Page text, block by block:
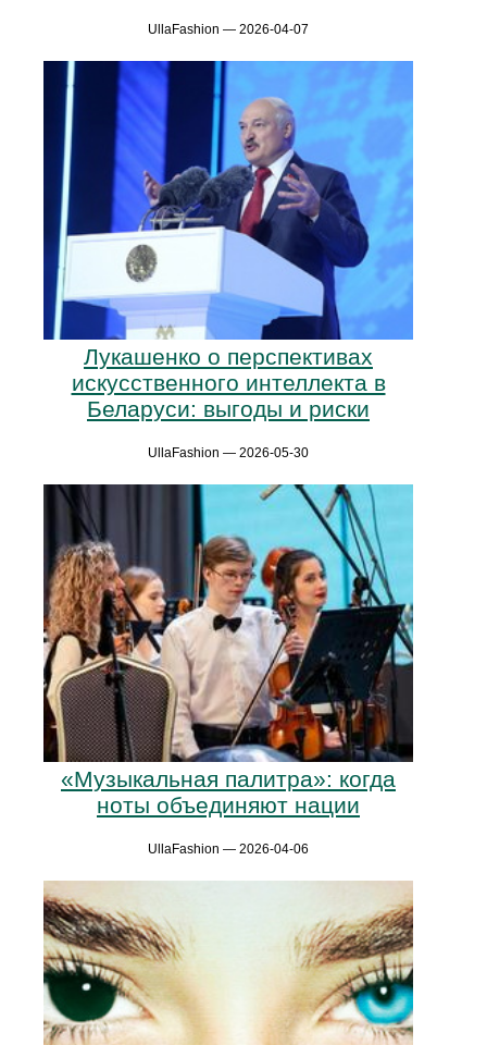
UllaFashion — 2026-04-07
Лукашенко о перспективах
искусственного интеллекта в
Беларуси: выгоды и риски
UllaFashion — 2026-05-30
«Музыкальная палитра»: когда
ноты объединяют нации
UllaFashion — 2026-04-06